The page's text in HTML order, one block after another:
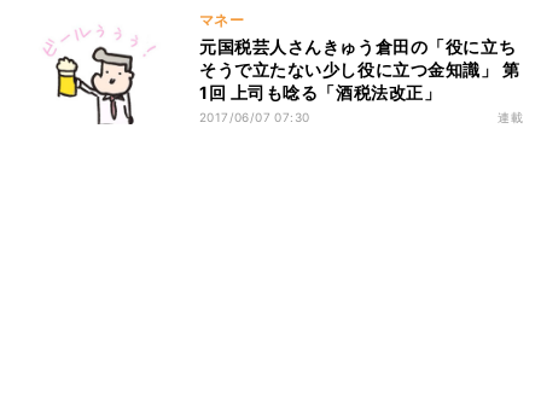
マネー
元国税芸人さんきゅう倉田の「役に立ち
そうで立たない少し役に立つ金知識」 第
1回 上司も唸る「酒税法改正」
2017/06/07 07:30 連載